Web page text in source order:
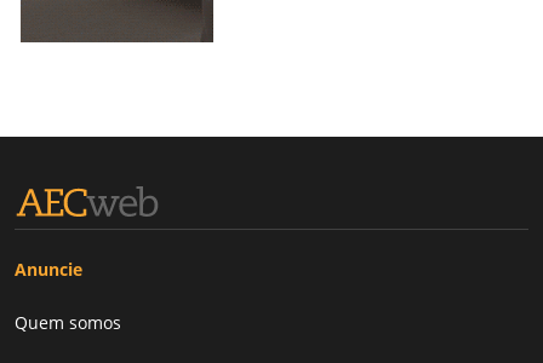
Anuncie
Quem somos